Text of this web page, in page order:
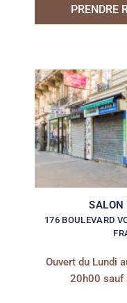
PRENDRE
SALON
176 BOULEVARD
Ouvert du Lundi
20h00 sauf